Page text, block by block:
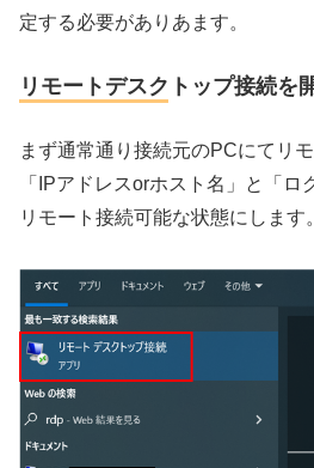
定する必要がありあます。
リモートデスクトップ接続を
まず通常通り接続元のPCにてリ
「IPアドレスorホスト名」と「ロ
リモート接続可能な状態にします。